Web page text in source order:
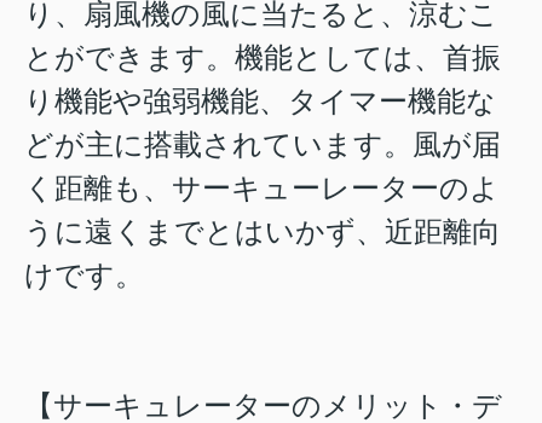
り、扇風機の風に当たると、涼むこ
とができます。機能としては、首振
り機能や強弱機能、タイマー機能な
どが主に搭載されています。風が届
く距離も、サーキューレーターのよ
うに遠くまでとはいかず、近距離向
けです。
【サーキュレーターのメリット・デ